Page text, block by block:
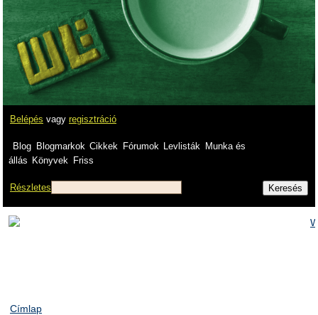
Belépés vagy regisztráció
Blog Blogmarkok Cikkek Fórumok Levlisták
Munka és
állás Könyvek Friss
Részletes
Címlap